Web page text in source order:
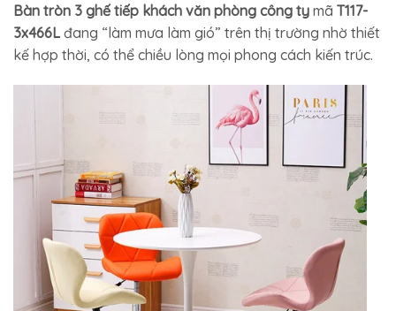
Bàn tròn 3 ghế tiếp khách văn phòng công ty mã T117-
3x466L đang “làm mưa làm gió” trên thị trường nhờ thiết
kế hợp thời, có thể chiều lòng mọi phong cách kiến trúc.